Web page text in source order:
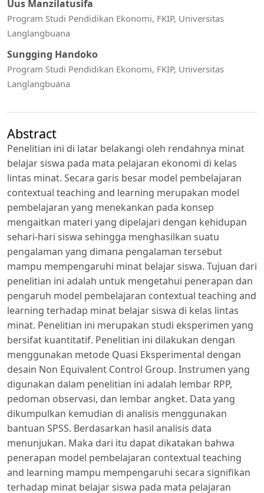
Uus Manzilatusifa
Program Studi Pendidikan Ekonomi, FKIP, Universitas
Langlangbuana
Sungging Handoko
Program Studi Pendidikan Ekonomi, FKIP, Universitas
Langlangbuana
Abstract
Penelitian ini di latar belakangi oleh rendahnya minat
belajar siswa pada mata pelajaran ekonomi di kelas
lintas minat. Secara garis besar model pembelajaran
contextual teaching and learning merupakan model
pembelajaran yang menekankan pada konsep
mengaitkan materi yang dipelajari dengan kehidupan
sehari-hari siswa sehingga menghasilkan suatu
pengalaman yang dimana pengalaman tersebut
mampu mempengaruhi minat belajar siswa. Tujuan dari
penelitian ini adalah untuk mengetahui penerapan dan
pengaruh model pembelajaran contextual teaching and
learning terhadap minat belajar siswa di kelas lintas
minat. Penelitian ini merupakan studi eksperimen yang
bersifat kuantitatif. Penelitian ini dilakukan dengan
menggunakan metode Quasi Eksperimental dengan
desain Non Equivalent Control Group. Instrumen yang
digunakan dalam penelitian ini adalah lembar RPP,
pedoman observasi, dan lembar angket. Data yang
dikumpulkan kemudian di analisis menggunakan
bantuan SPSS. Berdasarkan hasil analisis data
menunjukan. Maka dari itu dapat dikatakan bahwa
penerapan model pembelajaran contextual teaching
and learning mampu mempengaruhi secara signifikan
terhadap minat belajar siswa pada mata pelajaran